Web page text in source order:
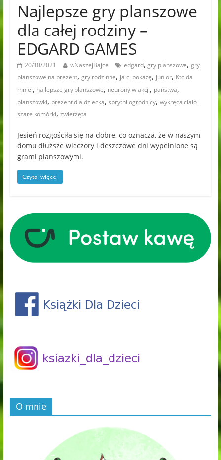
Najlepsze gry planszowe
dla całej rodziny –
EDGARD GAMES
20/10/2021 wNaszejBajce edgard, gry planszowe, gry
planszowe na prezent, gry rodzinne, ja ci pokażę, junior, Kto da
mniej, najlepsze gry planszowe, neurony w akcji, państwa,
planszówki, prezent dla dziecka, sprytni ogrodnicy, wykręca ciało i
szare komórki, zwierzęta
Jesień rozgościła się na dobre, co oznacza, że w naszym
domu dłuższe wieczory i deszczowe dni wypełnione są
grami planszowymi.
Czytaj więcej
O mnie